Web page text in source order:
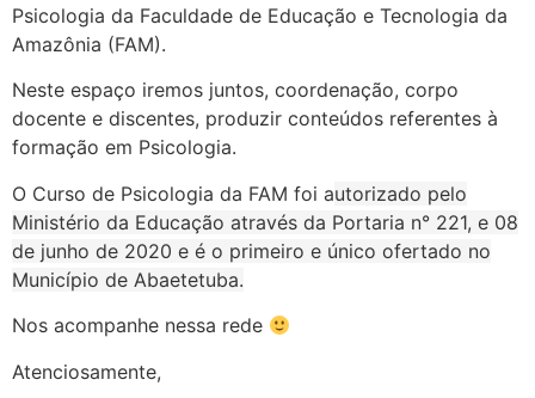
Psicologia da Faculdade de Educação e Tecnologia da
Amazônia (FAM).
Neste espaço iremos juntos, coordenação, corpo
docente e discentes, produzir conteúdos referentes à
formação em Psicologia.
O Curso de Psicologia da FAM foi autorizado pelo
Ministério da Educação através da Portaria n° 221, e 08
de junho de 2020 e é o primeiro e único ofertado no
Município de Abaetetuba.
Nos acompanhe nessa rede
Atenciosamente,